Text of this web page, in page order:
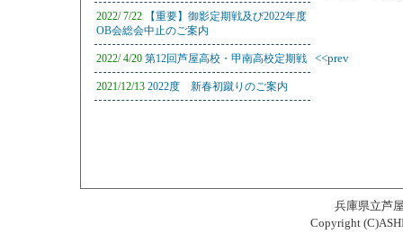
2022/ 7/22
【重要】御影定期戦及び2022年度
OB会総会中止のご案内
2022/ 4/20 第12回芦屋高校・甲南高校定期戦
2021/12/13 2022度 新春初蹴りのご案内
<<prev
兵庫県立芦
Copyright